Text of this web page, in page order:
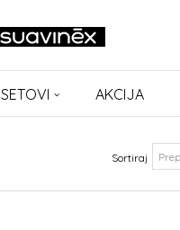
SETOVI AKCIJA
Sortiraj